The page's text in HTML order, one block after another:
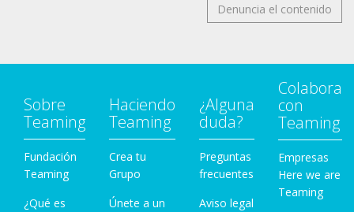
Denuncia el contenido
Sobre
Teaming
Fundación
Teaming
¿Qué es
Haciendo
Teaming
Crea tu
Grupo
Únete a un
¿Alguna
duda?
Preguntas
frecuentes
Aviso legal
Colabora
con
Teaming
Empresas
Here we are
Teaming